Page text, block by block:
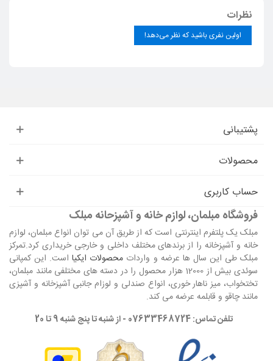
نظرات
اولین نفری باشید که نظر می‌دهد!
پشتیبانی
محصولات
حساب کاربری
فروشگاه مبلمان، لوازم خانه و آشپزحانه مبلک
مبلک یک پلتفرم اینترنتی است که از طریق آن می توان انواع مبلمان، لوازم
خانه و آشپزخانه را از برندهای مختلف داخلی و خارجی خریداری کرد.تمرکز
مبلک طی این سال ها عرضه و واردات محصولات ایکیااست. این کمپانی
سوئدی بیش از 12000 هزار محصول را در دسته های مختلفی مانند مبلمان،
تختخواب، میز ناهار خوری، انواع صندلی و لوزام جانبی آشپزخانه و آشپزی
مانند چاقو و قابلمه عرضه می کند.
تلفن تماس: 07633468724 - از شنبه تا پنج شنبه 9 تا 20